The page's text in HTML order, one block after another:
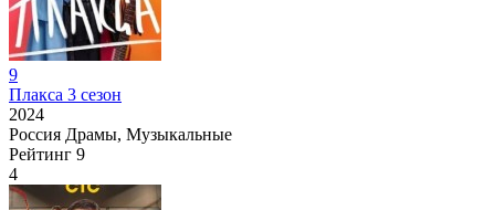
9
Плакса 3 сезон
2024
Россия Драмы, Музыкальные
Рейтинг 9
4